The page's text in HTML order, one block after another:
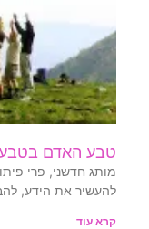
טבע האדם
להעשיר את הידע,
קרא עוד